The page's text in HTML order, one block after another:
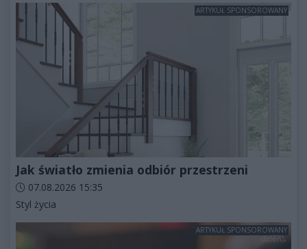
ARTYKUŁ SPONSOROWANY
Jak światło zmienia odbiór przestrzeni
Data dodania artykułu:
07.08.2026 15:35
Kategorie artykułu:
Styl życia
ARTYKUŁ SPONSOROWANY